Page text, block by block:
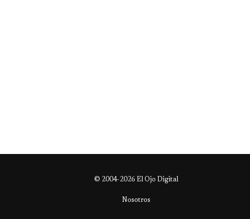
© 2004-2026 El Ojo Digital
Nosotros